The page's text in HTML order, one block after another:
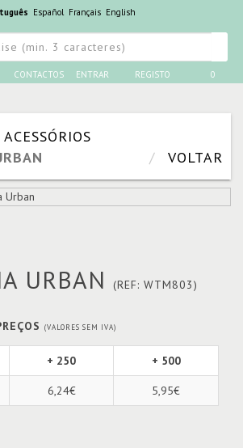
Español Français English
CONTACTOS ENTRAR REGISTO 0
ACESSÓRIOS
VOLTAR
URBAN (REF: WTM803)
(VALORES SEM IVA)
+ 250 + 500
6,24€ 5,95€